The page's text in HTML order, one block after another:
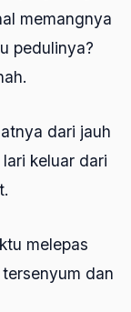
memangnya
pedulinya?
dari jauh
keluar dari
melepas
dan